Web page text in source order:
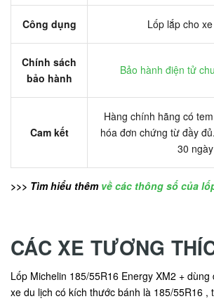
Công dụng Lốp lắp cho
Chính sách
bảo hành
Bảo hành điện tử
Cam kết
Hàng chính hãng có
hóa đơn chứng từ đầy
30 ngày
>>> Tìm hiểu thêm về các thông số của
CÁC XE TƯƠNG
Lốp Michelin 185/55R16 Energy XM2 +
xe du lịch có kích thước bánh là 185/55R16 ,